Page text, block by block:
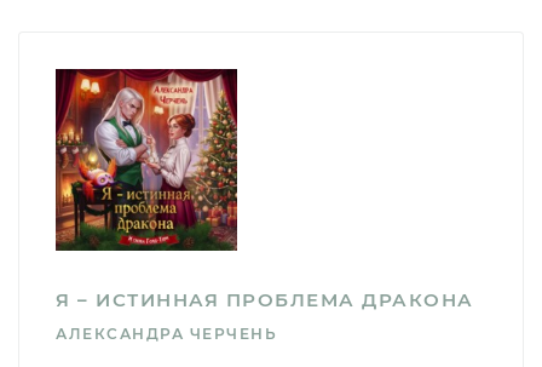
Я – ИСТИННАЯ ПРОБЛЕМА ДРАКОНА
АЛЕКСАНДРА ЧЕРЧЕНЬ